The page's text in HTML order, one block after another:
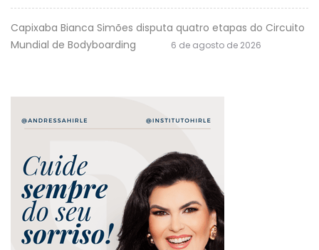
Capixaba Bianca Simões disputa quatro etapas do Circuito
Mundial de Bodyboarding
6 de agosto de 2026